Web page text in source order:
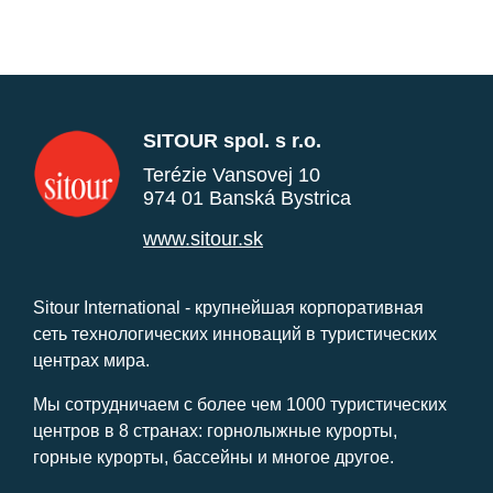
SITOUR spol. s r.o.
Terézie Vansovej 10
974 01 Banská Bystrica
www.sitour.sk
Sitour International - крупнейшая корпоративная
сеть технологических инноваций в туристических
центрах мира.
Мы сотрудничаем с более чем 1000 туристических
центров в 8 странах: горнолыжные курорты,
горные курорты, бассейны и многое другое.